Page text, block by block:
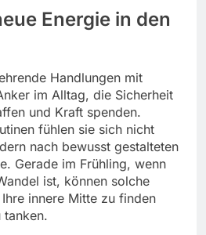
Energie in den
Handlungen mit
im Alltag, die Sicherheit
und Kraft spenden.
fühlen sie sich nicht
nach bewusst gestalteten
Gerade im Frühling, wenn
ist, können solche
innere Mitte zu finden
tanken.